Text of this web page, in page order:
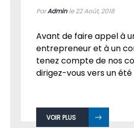
ParAdminle 22Août, 2018
Avant de faire appel à
entrepreneur et à un
tenez compte de nos
dirigez-vous vers un été
VOIR PLUS